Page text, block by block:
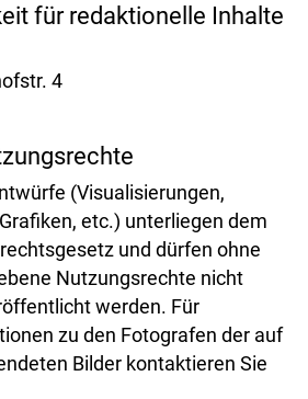
für redaktionelle Inhalte
4
(Visualisierungen,
etc.) unterliegen dem
und dürfen ohne
Nutzungsrechte nicht
werden. Für
zu den Fotografen der auf
Bilder kontaktieren Sie